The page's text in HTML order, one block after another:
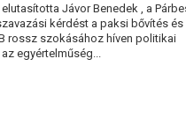
Jávor Benedek , a
kérdést a paksi bővítés és
rossz szokásához híven politikai
egyértelműség...